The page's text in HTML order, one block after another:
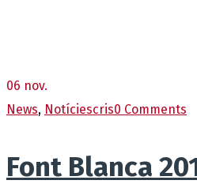
06 nov.
News, Notíciescris0 Comments
Font Blanca